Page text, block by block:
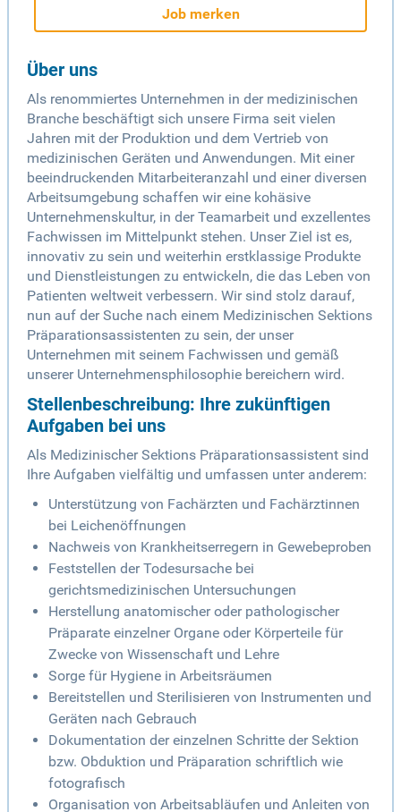
Job merken
Über uns
Als renommiertes Unternehmen in der medizinischen
Branche beschäftigt sich unsere Firma seit vielen
Jahren mit der Produktion und dem Vertrieb von
medizinischen Geräten und Anwendungen. Mit einer
beeindruckenden Mitarbeiteranzahl und einer diversen
Arbeitsumgebung schaffen wir eine kohäsive
Unternehmenskultur, in der Teamarbeit und exzellentes
Fachwissen im Mittelpunkt stehen. Unser Ziel ist es,
innovativ zu sein und weiterhin erstklassige Produkte
und Dienstleistungen zu entwickeln, die das Leben von
Patienten weltweit verbessern. Wir sind stolz darauf,
nun auf der Suche nach einem Medizinischen Sektions
Präparationsassistenten zu sein, der unser
Unternehmen mit seinem Fachwissen und gemäß
unserer Unternehmensphilosophie bereichern wird.
Stellenbeschreibung: Ihre zukünftigen
Aufgaben bei uns
Als Medizinischer Sektions Präparationsassistent sind
Ihre Aufgaben vielfältig und umfassen unter anderem:
Unterstützung von Fachärzten und Fachärztinnen
bei Leichenöffnungen
Nachweis von Krankheitserregern in Gewebeproben
Feststellen der Todesursache bei
gerichtsmedizinischen Untersuchungen
Herstellung anatomischer oder pathologischer
Präparate einzelner Organe oder Körperteile für
Zwecke von Wissenschaft und Lehre
Sorge für Hygiene in Arbeitsräumen
Bereitstellen und Sterilisieren von Instrumenten und
Geräten nach Gebrauch
Dokumentation der einzelnen Schritte der Sektion
bzw. Obduktion und Präparation schriftlich wie
fotografisch
Organisation von Arbeitsabläufen und Anleiten von